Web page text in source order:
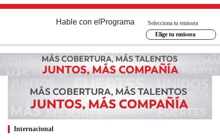
Hable con el Programa
Selecciona tu emisora
Elige tu emisora
Internacional